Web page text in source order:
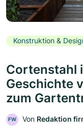
Konstruktion &
Cortenstahl
Geschichte
zum
FW Von Redaktion